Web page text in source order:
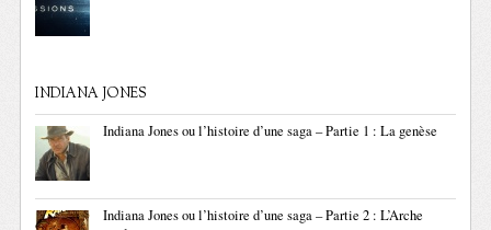
INDIANA JONES
Indiana Jones ou l’histoire d’une saga – Partie 1 : La genèse
Indiana Jones ou l’histoire d’une saga – Partie 2 : L’Arche